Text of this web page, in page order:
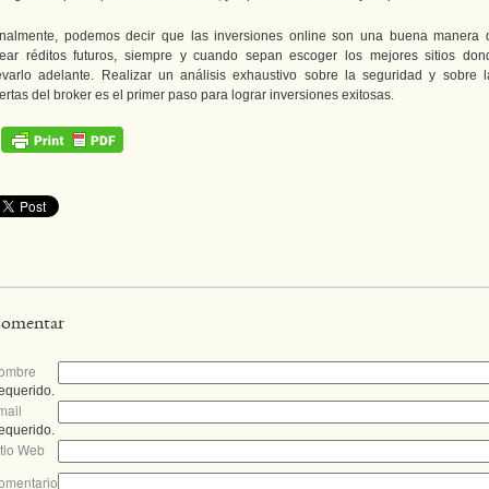
podemos decir que las inversiones online son una buena manera
réditos futuros, siempre y cuando sepan escoger los mejores sitios
adelante. Realizar un análisis exhaustivo sobre la seguridad y sobre
del broker es el primer paso para lograr inversiones exitosas.
Web